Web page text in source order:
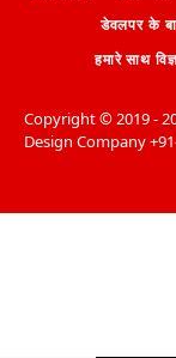
डेवलपर के
हमारे साथ
Copyright ©️ 2019 -
Design Company